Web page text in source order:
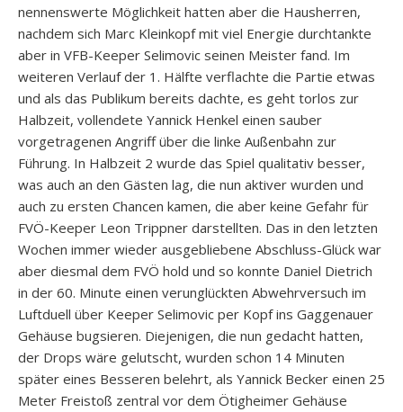
nennenswerte Möglichkeit hatten aber die Hausherren,
nachdem sich Marc Kleinkopf mit viel Energie durchtankte
aber in VFB-Keeper Selimovic seinen Meister fand. Im
weiteren Verlauf der 1. Hälfte verflachte die Partie etwas
und als das Publikum bereits dachte, es geht torlos zur
Halbzeit, vollendete Yannick Henkel einen sauber
vorgetragenen Angriff über die linke Außenbahn zur
Führung. In Halbzeit 2 wurde das Spiel qualitativ besser,
was auch an den Gästen lag, die nun aktiver wurden und
auch zu ersten Chancen kamen, die aber keine Gefahr für
FVÖ-Keeper Leon Trippner darstellten. Das in den letzten
Wochen immer wieder ausgebliebene Abschluss-Glück war
aber diesmal dem FVÖ hold und so konnte Daniel Dietrich
in der 60. Minute einen verunglückten Abwehrversuch im
Luftduell über Keeper Selimovic per Kopf ins Gaggenauer
Gehäuse bugsieren. Diejenigen, die nun gedacht hatten,
der Drops wäre gelutscht, wurden schon 14 Minuten
später eines Besseren belehrt, als Yannick Becker einen 25
Meter Freistoß zentral vor dem Ötigheimer Gehäuse